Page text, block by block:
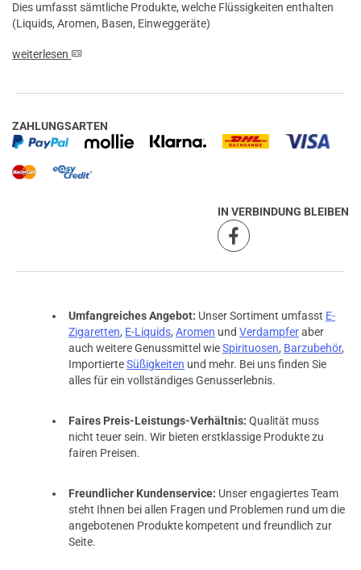
Dies umfasst sämtliche Produkte, welche Flüssigkeiten enthalten
(Liquids, Aromen, Basen, Einweggeräte)
weiterlesen
ZAHLUNGSARTEN
IN VERBINDUNG BLEIBEN
Umfangreiches Angebot: Unser Sortiment umfasst E-
Zigaretten, E-Liquids, Aromen und Verdampferaber
auch weitere Genussmittel wieSpirituosen, Barzubehör,
ImportierteSüßigkeiten und mehr. Bei uns finden Sie
alles für ein vollständiges Genusserlebnis.
Faires Preis-Leistungs-Verhältnis: Qualität muss
nicht teuer sein. Wir bieten erstklassige Produkte zu
fairen Preisen.
Freundlicher Kundenservice: Unser engagiertes Team
steht Ihnen bei allen Fragen und Problemen rund um die
angebotenen Produkte kompetent und freundlich zur
Seite.